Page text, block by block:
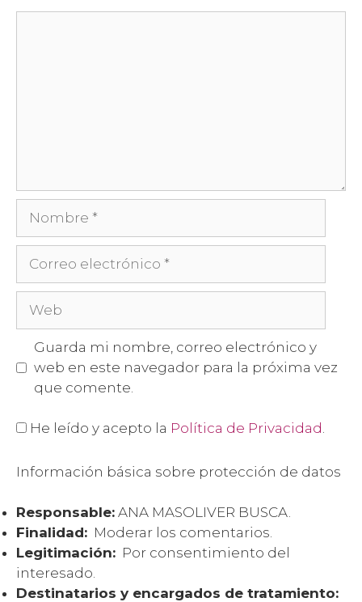
Guarda mi nombre, correo electrónico y
web en este navegador para la próxima vez
que comente.
He leído y acepto la Política de Privacidad.
Información básica sobre protección de datos
Responsable: ANA MASOLIVER BUSCA.
Finalidad: Moderar los comentarios.
Legitimación: Por consentimiento del
interesado.
Destinatarios y encargados de tratamiento: